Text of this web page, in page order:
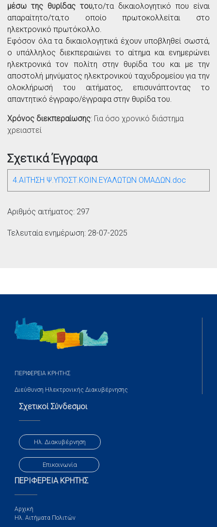
μέσω της θυρίδας του,το/τα δικαιολογητικό που είναι
απαραίτητο/τα,το οποίο πρωτοκολλείται στο
ηλεκτρονικό πρωτόκολλο.
Εφόσον όλα τα δικαιολογητικά έχουν υποβληθεί σωστά,
ο υπάλληλος διεκπεραιώνει το αίτημα και ενημερώνει
ηλεκτρονικά τον πολίτη στην θυρίδα του και με την
αποστολή μηνύματος ηλεκτρονικού ταχυδρομείου για την
ολοκλήρωσή του αιτήματος, επισυνάπτοντας το
απαντητικό έγγραφο/έγγραφα στην θυρίδα του.
Χρόνος διεκπεραίωσης: Για όσο χρονικό διάστημα
χρειαστεί
Σχετικά Έγγραφα
4.ΑΙΤΗΣΗ Ψ.ΥΠΟΣΤ.ΚΟΙΝ.ΕΥΑΛΩΤΩΝ ΟΜΑΔΩΝ.doc
Αριθμός αιτήματος: 297
Τελευταία ενημέρωση: 28-07-2025
ΠΕΡΙΦΕΡΕΙΑ ΚΡΗΤΗΣ
Διεύθυνση Ηλεκτρονικής Διακυβέρνησης
Σχετικοί Σύνδεσμοι
Ηλ. Διακυβέρνηση
Επικοινωνία
ΠΕΡΙΦΕΡΕΙΑ ΚΡΗΤΗΣ
Αρχική
Ηλ. Αιτήματα Πολιτών